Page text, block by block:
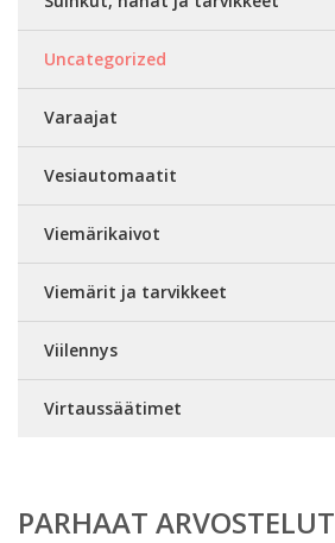
Uncategorized
Varaajat
Vesiautomaatit
Viemärikaivot
Viemärit ja tarvikkeet
Viilennys
Virtaussäätimet
PARHAAT ARVOSTELUT